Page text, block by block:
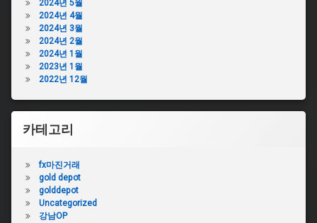
2024년 5월
2024년 4월
2024년 3월
2024년 2월
2024년 1월
2023년 1월
2022년 12월
카테고리
fx마진거래
gold depot
golddepot
Uncategorized
강남OP